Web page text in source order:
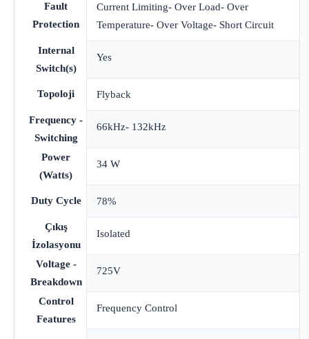
Fault
Protection
Current Limiting- Over Load- Over
Temperature- Over Voltage- Short Circuit
Internal
Switch(s)
Yes
Topoloji Flyback
Frequency -
Switching
66kHz- 132kHz
Power
(Watts)
34 W
Duty Cycle 78%
Çıkış
İzolasyonu
Isolated
Voltage -
Breakdown
725V
Control
Features
Frequency Control